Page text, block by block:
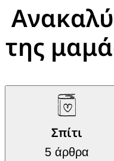
της
Σπίτι
5 άρθρα